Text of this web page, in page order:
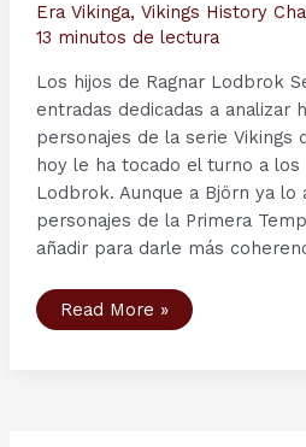
Era Vikinga, Vikings History
13 minutos de lectura
Los hijos de Ragnar Lodbrok
entradas dedicadas a analizar
personajes de la serie Vikings
hoy le ha tocado el turno a los
Lodbrok. Aunque a Björn ya lo
personajes de la Primera
añadir para darle más
Personajes
serie
Read More »